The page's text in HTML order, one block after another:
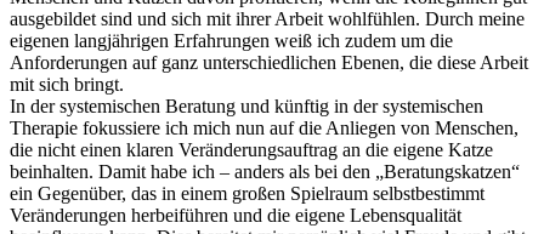
ausgebildet sind und sich mit ihrer Arbeit wohlfühlen. Durch meine
eigenen langjährigen Erfahrungen weiß ich zudem um die
Anforderungen auf ganz unterschiedlichen Ebenen, die diese Arbeit
mit sich bringt.
In der systemischen Beratung und künftig in der systemischen
Therapie fokussiere ich mich nun auf die Anliegen von Menschen,
die nicht einen klaren Veränderungsauftrag an die eigene Katze
beinhalten. Damit habe ich – anders als bei den „Beratungskatzen“
ein Gegenüber, das in einem großen Spielraum selbstbestimmt
Veränderungen herbeiführen und die eigene Lebensqualität